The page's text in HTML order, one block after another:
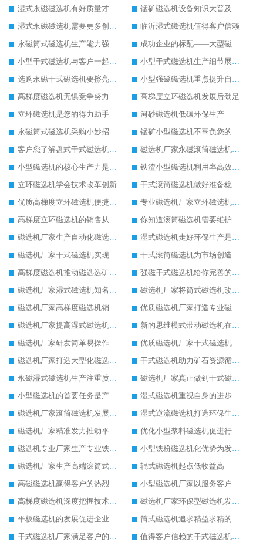
湿式永磁磁选机有好质量才有好未来
锰矿磁选机设备知识大普及
湿式永磁磁选机需要更多创新生产
临沂湿式磁选机值得客户信赖
永磁筒式磁选机生产能力强
成功企业的标配——大型磁选机
小型干式磁选机与客户一起成长
小型干式磁选机生产细节展现在哪
选购永磁干式磁选机要擦亮眼睛
小型强磁磁选机重点提升自身实力
高梯度磁选机无惧竞争努力发展
高梯度立环磁选机发展后劲足
立环磁选机是您的得力助手
河砂磁选机低碳环保生产
永磁筒式磁选机采购小妙招
锰矿小型磁选机不辜负您的信赖
客户您了解盘式干式磁选机的优势吗
磁选机厂家永磁滚筒磁选机重在创新生产
小型磁选机的核心生产力是创新
铁渣小型磁选机利用率高效果好
立环磁选机学会技术改革创新
干式滚筒磁选机做好准备稳定发展
优质高梯度立环磁选机便捷高效生产
专业磁选机厂家立环磁选机使用有保障
高梯度立环磁选机的销售从不打价格战
你知道滚筒磁选机需要维护保养吗
磁选机厂家生产自动化磁选机设备
湿式磁选机走好环保生产是王道
磁选机厂家干式磁选机实现低碳生产
干式滚筒磁选机为市场创造更多价值
高梯度磁选机推动磁选选矿设备行业的发展
强磁干式磁选机给你完善的配套生产服务
磁选机厂家湿式磁选机知名度更高
磁选机厂家将筒式磁选机改革进行到底
磁选机厂家高梯度磁选机销量高
优质磁选机厂家打造专业磁选机
磁选机厂家提高湿式磁选机工作能力
新的思维模式带动磁选机在厂家更好发展
磁选机厂家研发简单易操作的干式磁选机
优质磁选机厂家干式磁选机脚踏实地的生产
磁选机厂家打造大型化磁选机选矿设备
干式磁选机助力矿石资源循环利用
永磁湿式磁选机生产注重质量问题
磁选机厂家真正做到干式磁选机高效率生产
小型磁选机的首要任务是产业转型升级
湿式磁选机重视自身的进步和发展
磁选机厂家滚筒磁选机发展又快又稳
湿式逆流磁选机打造环保生产理念
磁选机厂家精准发力推动平板磁选机发展
优化小型浆料磁选机促进行业生产
磁选机专业厂家生产专业铁矿磁选机
小型铁粉磁选机化优势为发展动力
磁选机厂家生产高端滚筒式磁选机
辊式磁选机起点低收益高
高磁磁选机赢得客户的热烈追捧
小型磁选机厂家以服务客户为生产目标
高梯度磁选机深度把握技术发展
磁选机厂家环保型磁选机发展好
平板磁选机的发展促进企业的发展
筒式磁选机追求精益求精的生产
干式磁选机厂家满足客户的生产需求
值得客户信赖的干式磁选机厂家